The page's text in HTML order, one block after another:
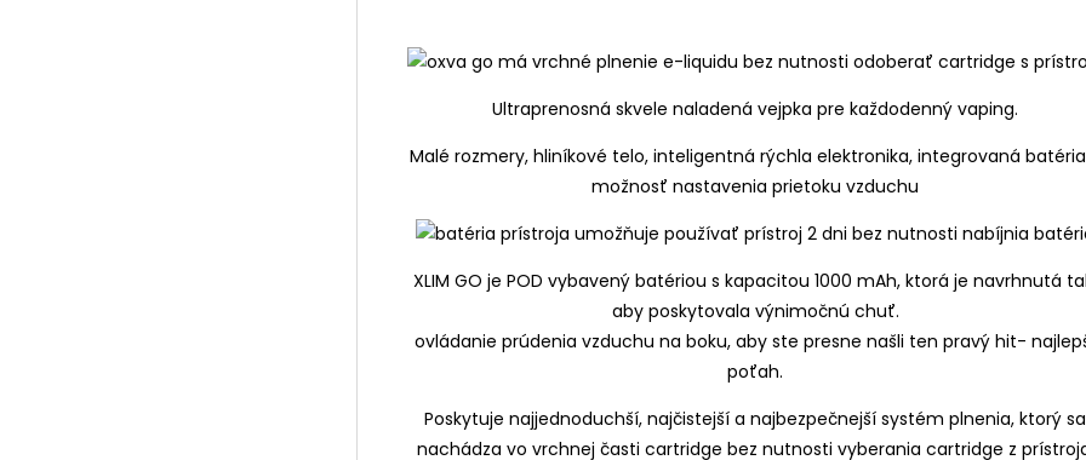
Ultraprenosná skvele naladená vejpka pre každodenný vaping.
Malé rozmery, hliníkové telo, inteligentná rýchla elektronika, integrovaná
možnosť nastavenia prietoku vzduchu
XLIM GO je POD vybavený batériou s kapacitou 1000 mAh, ktorá je navrhnutá
aby poskytovala výnimočnú chuť.
ovládanie prúdenia vzduchu na boku, aby ste presne našli ten pravý hit-
poťah.
Poskytuje najjednoduchší, najčistejší a najbezpečnejší systém plnenia, ktorý sa
nachádza vo vrchnej časti cartridge bez nutnosti vyberania cartridge z